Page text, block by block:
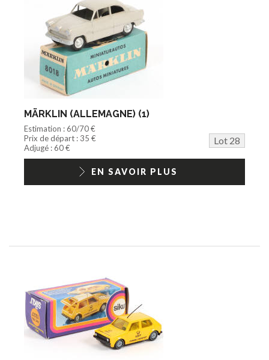
MÄRKLIN (ALLEMAGNE) (1)
Estimation : 60/70 €
Prix de départ : 35 €
Lot 28
Adjugé : 60 €
EN SAVOIR PLUS